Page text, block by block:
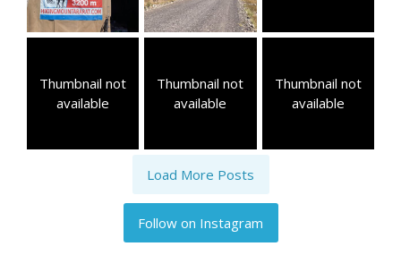
Thumbnail not
available
Thumbnail not
available
Thumbnail not
available
Load More Posts
Follow on Instagram